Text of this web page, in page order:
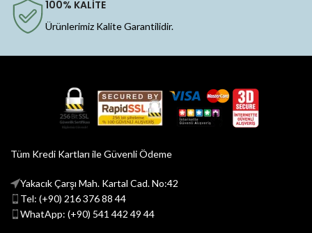
100% KALİTE
Ürünlerimiz Kalite Garantilidir.
Tüm Kredi Kartları ile Güvenli Ödeme
Yakacık Çarşı Mah. Kartal Cad. No:42
Tel: (+90) 216 376 88 44
WhatApp: (+90) 541 442 49 44